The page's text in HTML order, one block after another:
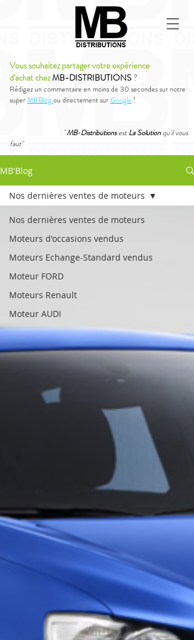
Vous souhaitez partager votre expérience
d'achat chezMB-DISTRIBUTIONS ?
Rédigez un commentaire en moins de 30 secondes sur notre
superMB'Blog ou directement surGoogle !
"MB-DistributionsestLa Solutionqu'il vous
faut"
MB'Blog
Nos dernières ventes de moteurs
Moteurs d'occasions vendus
Moteurs Echange-Standard vendus
Moteur FORD
Moteurs Renault
Moteur AUDI
Nos dernières ventes de moteurs